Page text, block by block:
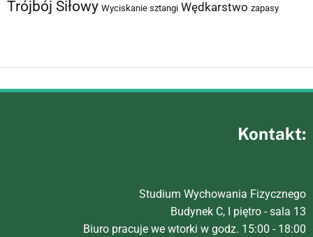
Trójbój Siłowy Wyciskanie sztangi Wędkarstwo zapasy
Kontakt:
Studium Wychowania Fizycznego
Budynek C, I piętro - sala 13
Biuro pracuje we wtorki w godz. 15:00 - 18:00